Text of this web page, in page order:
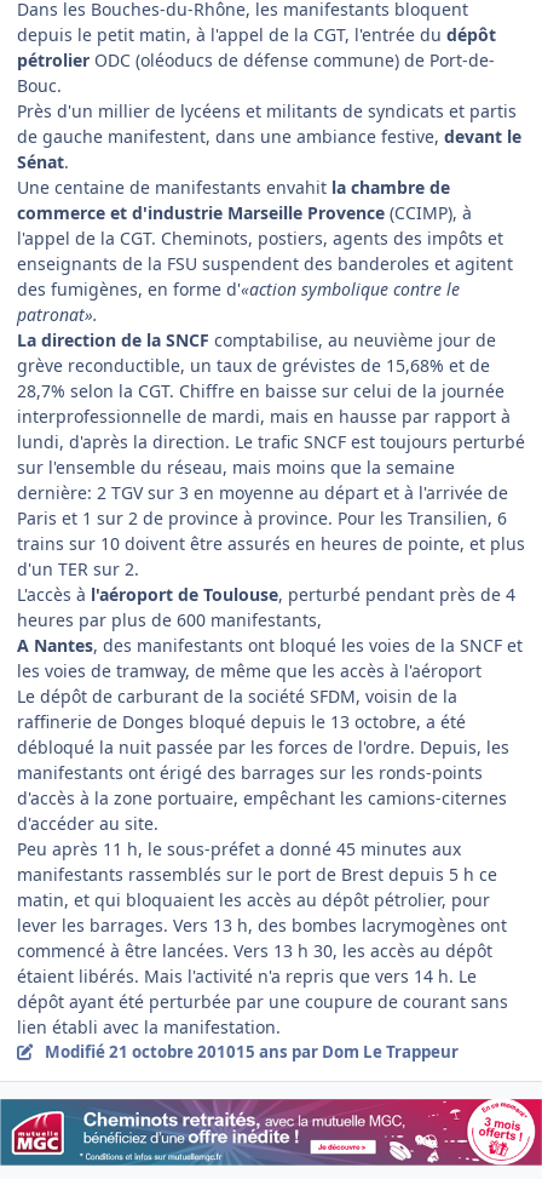
Dans les Bouches-du-Rhône, les manifestants bloquent
depuis le petit matin, à l'appel de la CGT, l'entrée du dépôt
pétrolier ODC (oléoducs de défense commune) de Port-de-
Bouc.
Près d'un millier de lycéens et militants de syndicats et partis
de gauche manifestent, dans une ambiance festive, devant le
Sénat.
Une centaine de manifestants envahit la chambre de
commerce et d'industrie Marseille Provence (CCIMP), à
l'appel de la CGT. Cheminots, postiers, agents des impôts et
enseignants de la FSU suspendent des banderoles et agitent
des fumigènes, en forme d'«action symbolique contre le
patronat».
La direction de la SNCF comptabilise, au neuvième jour de
grève reconductible, un taux de grévistes de 15,68% et de
28,7% selon la CGT. Chiffre en baisse sur celui de la journée
interprofessionnelle de mardi, mais en hausse par rapport à
lundi, d'après la direction. Le trafic SNCF est toujours perturbé
sur l'ensemble du réseau, mais moins que la semaine
dernière: 2 TGV sur 3 en moyenne au départ et à l'arrivée de
Paris et 1 sur 2 de province à province. Pour les Transilien, 6
trains sur 10 doivent être assurés en heures de pointe, et plus
d'un TER sur 2.
L'accès à l'aéroport de Toulouse, perturbé pendant près de 4
heures par plus de 600 manifestants,
A Nantes, des manifestants ont bloqué les voies de la SNCF et
les voies de tramway, de même que les accès à l'aéroport
Le dépôt de carburant de la société SFDM, voisin de la
raffinerie de Donges bloqué depuis le 13 octobre, a été
débloqué la nuit passée par les forces de l'ordre. Depuis, les
manifestants ont érigé des barrages sur les ronds-points
d'accès à la zone portuaire, empêchant les camions-citernes
d'accéder au site.
Peu après 11 h, le sous-préfet a donné 45 minutes aux
manifestants rassemblés sur le port de Brest depuis 5 h ce
matin, et qui bloquaient les accès au dépôt pétrolier, pour
lever les barrages. Vers 13 h, des bombes lacrymogènes ont
commencé à être lancées. Vers 13 h 30, les accès au dépôt
étaient libérés. Mais l'activité n'a repris que vers 14 h. Le
dépôt ayant été perturbée par une coupure de courant sans
lien établi avec la manifestation.
Modifié21 octobre 201015 ans par Dom Le Trappeur